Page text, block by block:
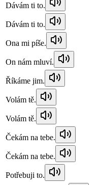
Dávám ti to.
Dávám ti to.
Ona mi píše.
On nám mluví.
Říkáme jim.
Volám tě.
Volám tě.
Čekám na tebe.
Čekám na tebe.
Potřebuji to.